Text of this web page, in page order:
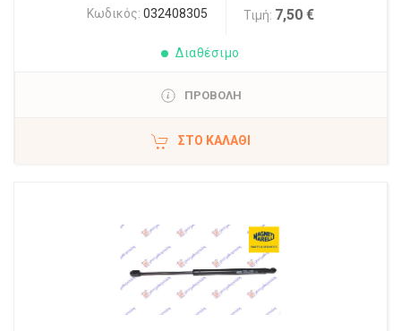
Κωδικός: 032408305 Τιμή: 7,50 €
Διαθέσιμο
ΠΡΟΒΟΛΗ
ΣΤΟ ΚΑΛΆΘΙ